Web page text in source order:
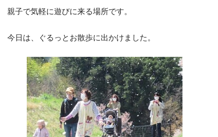
親子で気軽に遊びに来る場所です。
今日は、ぐるっとお散歩に出かけました。